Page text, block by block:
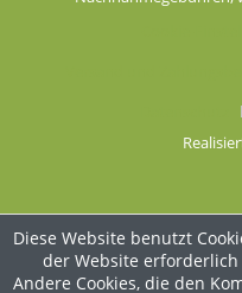
Diese Website benutzt
der Website
Andere Cookies, die den